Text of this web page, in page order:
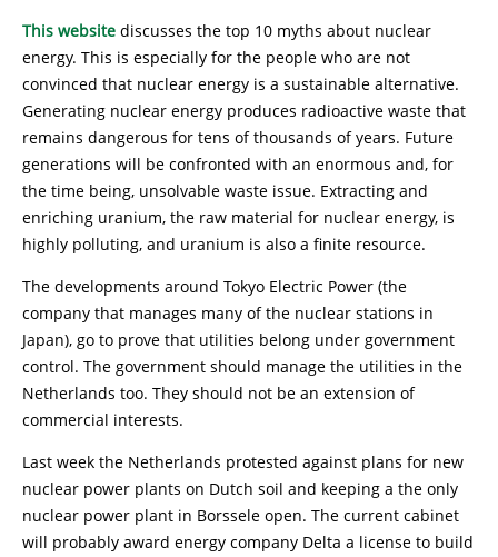
This website discusses the top 10 myths about nuclear
energy. This is especially for the people who are not
convinced that nuclear energy is a sustainable alternative.
Generating nuclear energy produces radioactive waste that
remains dangerous for tens of thousands of years. Future
generations will be confronted with an enormous and, for
the time being, unsolvable waste issue. Extracting and
enriching uranium, the raw material for nuclear energy, is
highly polluting, and uranium is also a finite resource.
The developments around Tokyo Electric Power (the
company that manages many of the nuclear stations in
Japan), go to prove that utilities belong under government
control. The government should manage the utilities in the
Netherlands too. They should not be an extension of
commercial interests.
Last week the Netherlands protested against plans for new
nuclear power plants on Dutch soil and keeping a the only
nuclear power plant in Borssele open. The current cabinet
will probably award energy company Delta a license to build